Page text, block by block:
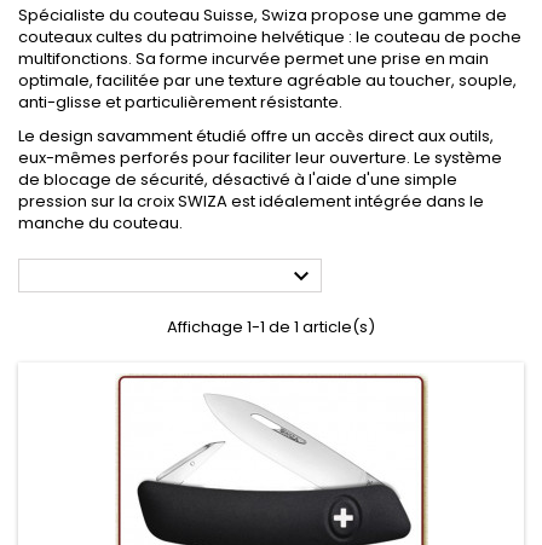
Spécialiste du couteau Suisse, Swiza propose une gamme de
couteaux cultes du patrimoine helvétique : le couteau de poche
multifonctions. Sa forme incurvée permet une prise en main
optimale, facilitée par une texture agréable au toucher, souple,
anti-glisse et particulièrement résistante.
Le design savamment étudié offre un accès direct aux outils,
eux-mêmes perforés pour faciliter leur ouverture. Le système
de blocage de sécurité, désactivé à l'aide d'une simple
pression sur la croix SWIZA est idéalement intégrée dans le
manche du couteau.

Affichage 1-1 de 1 article(s)